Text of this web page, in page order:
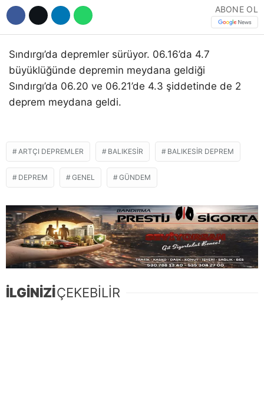
ABONE OL
Sındırgı’da depremler sürüyor. 06.16’da 4.7
büyüklüğünde depremin meydana geldiği
Sındırgı’da 06.20 ve 06.21’de 4.3 şiddetinde de 2
deprem meydana geldi.
ARTÇI DEPREMLER BALIKESIR BALIKESIR DEPREM
DEPREM GENEL GÜNDEM
İLGİNİZİÇEKEBİLİR